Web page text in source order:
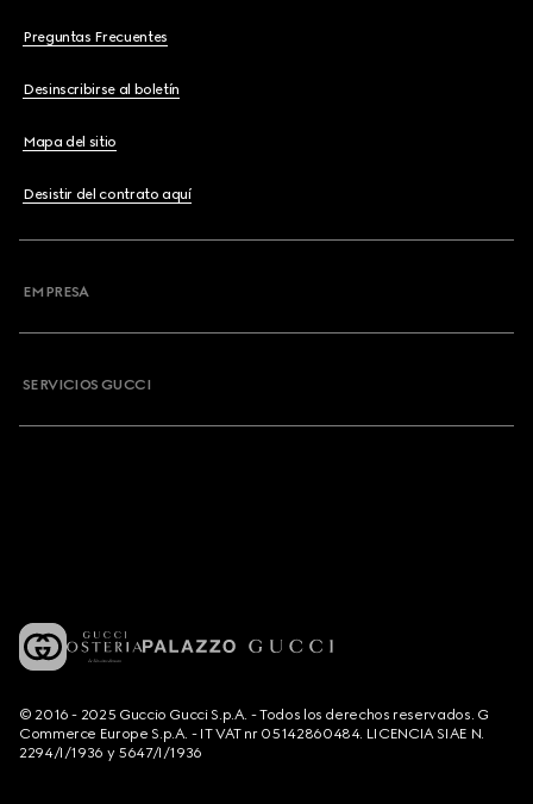
Preguntas Frecuentes
Desinscribirse al boletín
Mapa del sitio
Desistir del contrato aquí
EMPRESA
SERVICIOS GUCCI
© 2016 - 2025 Guccio Gucci S.p.A. - Todos los derechos reservados. G
Commerce Europe S.p.A. - IT VAT nr 05142860484. LICENCIA SIAE N.
2294/I/1936 y 5647/I/1936